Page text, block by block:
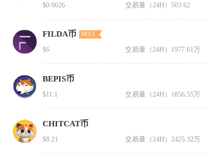
$0.0026 交易量（24H） 503.62
FILDA币 NO.3
$6 交易量（24H） 1977.61万
BEPIS币
$11.1 交易量（24H） 1856.55万
CHITCAT币
$8.21 交易量（24H） 2425.32万